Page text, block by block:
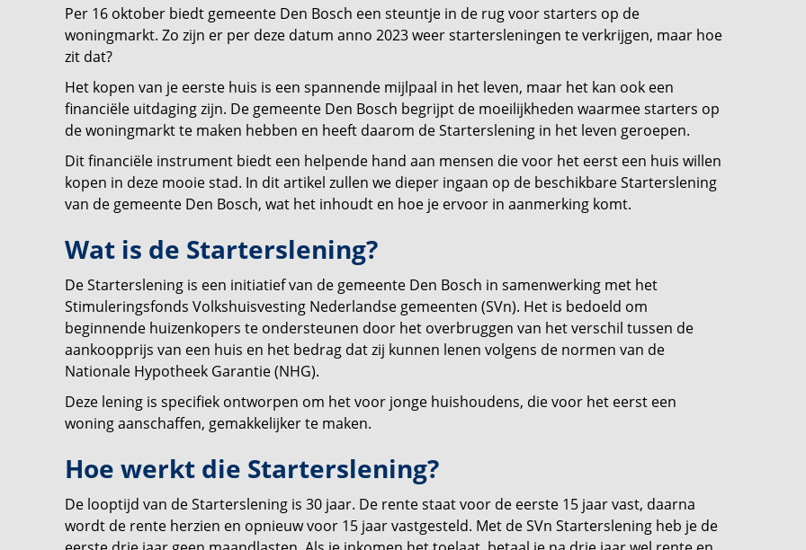
Per 16 oktober biedt gemeente Den Bosch een steuntje in de rug voor starters op de
woningmarkt. Zo zijn er per deze datum anno 2023 weer startersleningen te verkrijgen, maar hoe
zit dat?
Het kopen van je eerste huis is een spannende mijlpaal in het leven, maar het kan ook een
financiële uitdaging zijn. De gemeente Den Bosch begrijpt de moeilijkheden waarmee starters op
de woningmarkt te maken hebben en heeft daarom de Starterslening in het leven geroepen.
Dit financiële instrument biedt een helpende hand aan mensen die voor het eerst een huis willen
kopen in deze mooie stad. In dit artikel zullen we dieper ingaan op de beschikbare Starterslening
van de gemeente Den Bosch, wat het inhoudt en hoe je ervoor in aanmerking komt.
Wat is de Starterslening?
De Starterslening is een initiatief van de gemeente Den Bosch in samenwerking met het
Stimuleringsfonds Volkshuisvesting Nederlandse gemeenten (SVn). Het is bedoeld om
beginnende huizenkopers te ondersteunen door het overbruggen van het verschil tussen de
aankoopprijs van een huis en het bedrag dat zij kunnen lenen volgens de normen van de
Nationale Hypotheek Garantie (NHG).
Deze lening is specifiek ontworpen om het voor jonge huishoudens, die voor het eerst een
woning aanschaffen, gemakkelijker te maken.
Hoe werkt die Starterslening?
De looptijd van de Starterslening is 30 jaar. De rente staat voor de eerste 15 jaar vast, daarna
wordt de rente herzien en opnieuw voor 15 jaar vastgesteld. Met de SVn Starterslening heb je de